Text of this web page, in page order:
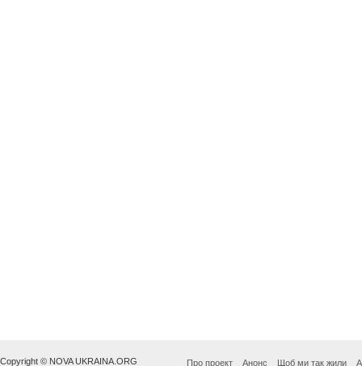
Copyright © NOVA UKRAINA.ORG
Про проект Анонс Щоб ми так жили